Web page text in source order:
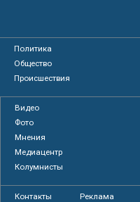
Политика
Общество
Происшествия
Видео
Фото
Мнения
Медиацентр
Колумнисты
Контакты Реклама